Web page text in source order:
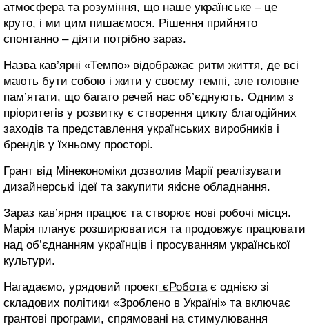
атмосфера та розуміння, що наше українське – це
круто, і ми цим пишаємося. Рішення прийнято
спонтанно – діяти потрібно зараз.
Назва кав’ярні «Темпо» відображає ритм життя, де всі
мають бути собою і жити у своєму темпі, але головне
пам’ятати, що багато речей нас об’єднують. Одним з
пріоритетів у розвитку є створення циклу благодійних
заходів та представлення українських виробників і
брендів у їхньому просторі.
Грант від Мінекономіки дозволив Марії реалізувати
дизайнерські ідеї та закупити якісне обладнання.
Зараз кав’ярня працює та створює нові робочі місця.
Марія планує розширюватися та продовжує працювати
над об’єднанням українців і просуванням української
культури.
Нагадаємо, урядовий проект єРоботає однією зі
складових політики «Зроблено в Україні» та включає
грантові програми, спрямовані на стимулювання